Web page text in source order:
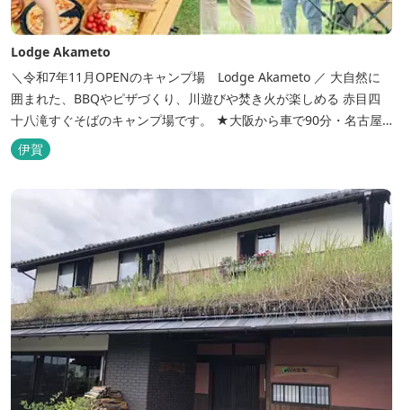
Lodge Akameto
＼令和7年11月OPENのキャンプ場 Lodge Akameto ／ 大自然に
囲まれた、BBQやピザづくり、川遊びや焚き火が楽しめる 赤目四
十八滝すぐそばのキャンプ場です。 ★大阪から車で90分・名古屋
から120分の好アクセス！ ★専用テラス付きバンガローでは、BBQ
をしながら子どもが川遊びをしているのが見れる！ ★Wi-Fiがつな
がります！ ★日帰りBBQや大人数での研修も...
伊賀